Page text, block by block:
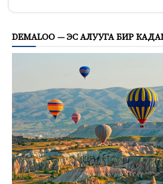
DEMALOO — ЭС АЛУУГА БИР